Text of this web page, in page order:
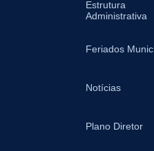
Estrutura
Administrativa
Feriados
Notícias
Plano Diretor